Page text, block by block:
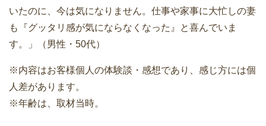
いたのに、今は気になりません。仕事や家事に大忙しの妻
も『グッタリ感が気にならなくなった』と喜んでいま
す。」（男性・50代）
※内容はお客様個人の体験談・感想であり、感じ方には個
人差があります。
※年齢は、取材当時。